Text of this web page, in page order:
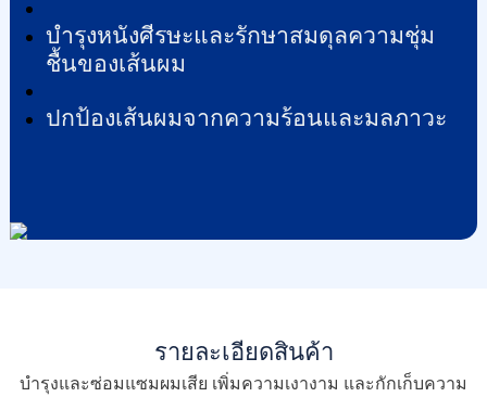
บำรุงหนังศีรษะและรักษาสมดุลความชุ่ม
ชื้นของเส้นผม
ปกป้องเส้นผมจากความร้อนและมลภาวะ
รายละเอียดสินค้า
บำรุงและซ่อมแซมผมเสีย เพิ่มความเงางาม และกักเก็บความ